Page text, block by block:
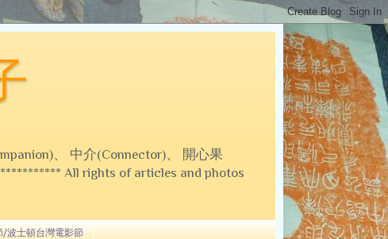
、 中介(Connector)、 開心果
All rights of articles and photos
/波士頓台灣電影節